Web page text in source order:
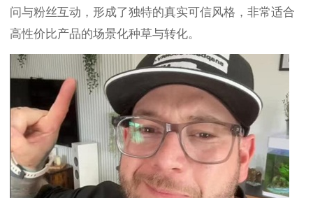
问与粉丝互动，形成了独特的真实可信风格，非常适合
高性价比产品的场景化种草与转化。